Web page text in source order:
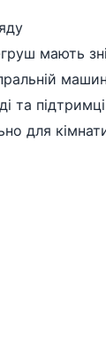
груш мають
та
для